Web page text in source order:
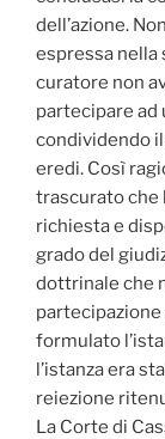
dell’azione.
espressa nella
curatore non
partecipare ad
condividendo
eredi. Così
trascurato che
richiesta e
grado del
dottrinale che
formulato
l’istanza era
reiezione
La Corte di